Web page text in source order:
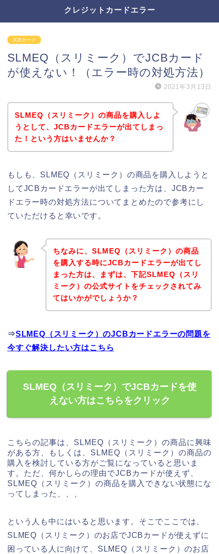
クレジットカードエラー
JCBカード
SLMEQ（スリミーク）でJCBカード
が使えない！（エラー時の対処方法）
2021年3月13日
SLMEQ（スリミーク）の商品を購入しよ
うとして、JCBカードエラーが出てしまっ
た！という方はいませんか？
もしも、SLMEQ（スリミーク）の商品を購入しようと
してJCBカードエラーが出てしまった方は、JCBカー
ドエラー時の対処方法についてまとめたので参考にし
ていただけると幸いです。
ちなみに、SLMEQ（スリミーク）の商品
を購入する時にJCBカードエラーが出てし
まった方は、まずは、下記SLMEQ（スリ
ミーク）の公式サイトをチェックされてみ
てはいかがでしょうか？
⇒SLMEQ（スリミーク）のJCBカードエラーの問題を
今すぐ解決したい方はこちら
SLMEQ（スリミーク）でJCBカードを使
えない方はこちらをクリック
こちらの記事は、SLMEQ（スリミーク）の商品に興味
がある方、もしくは、SLMEQ（スリミーク）の商品の
購入を検討している方がご覧になっていると思いま
す。ただ、何かしらの理由でJCBカードが使えず、
SLMEQ（スリミーク）の商品を購入できない状態にな
ってしまった、、、
という人も中にはいると思います。そこでここでは、
SLMEQ（スリミーク）のお店でJCBカードが使えずに
困っている人に向けて、SLMEQ（スリミーク）のお店